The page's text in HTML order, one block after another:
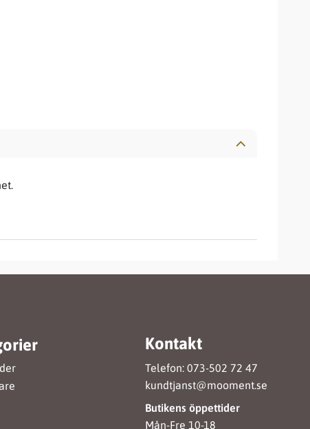
Kontakt
Telefon: 073-502 72 47
kundtjanst@mooment.se
Butikens öppettider
Mån-Fre 10-18